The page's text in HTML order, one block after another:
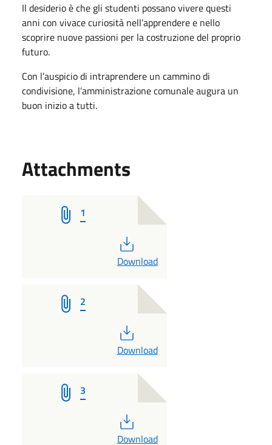
Il desiderio è che gli studenti possano vivere questi
anni con vivace curiosità nell’apprendere e nello
scoprire nuove passioni per la costruzione del proprio
futuro.
Con l’auspicio di intraprendere un cammino di
condivisione, l’amministrazione comunale augura un
buon inizio a tutti.
Attachments
1
PDF
Download
2
PDF
Download
3
PDF
Download